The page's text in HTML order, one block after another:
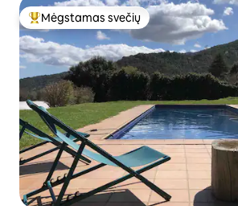
Svečių mėgstamiausias
Mėgstamas svečių